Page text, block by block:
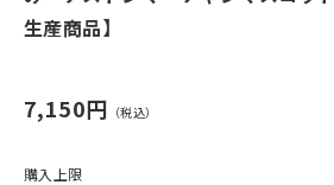
生産商品】
7,150円
購入上限